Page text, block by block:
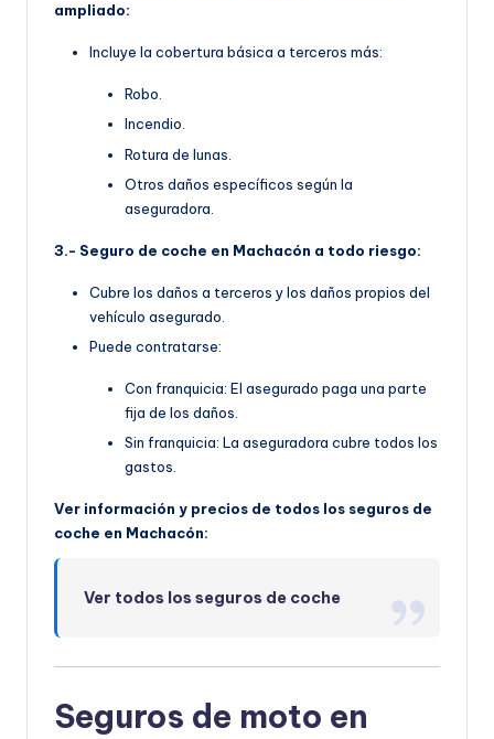
ampliado:
Incluye la cobertura básica a terceros más:
Robo.
Incendio.
Rotura de lunas.
Otros daños específicos según la
aseguradora.
3.- Seguro de coche en Machacón a todo riesgo:
Cubre los daños a terceros y los daños propios del
vehículo asegurado.
Puede contratarse:
Con franquicia: El asegurado paga una parte
fija de los daños.
Sin franquicia: La aseguradora cubre todos los
gastos.
Ver información y precios de todos los seguros de
coche en Machacón:
Ver todos los seguros de coche
Seguros de moto en